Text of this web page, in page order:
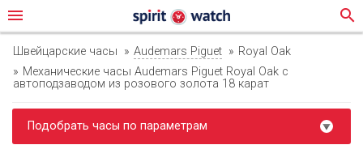
menu search
Швейцарские часы Audemars Piguet
Royal Oak
Механические часы Audemars Piguet Royal Oak с
автоподзаводом из розового золота 18 карат
Подобрать часы по параметрам